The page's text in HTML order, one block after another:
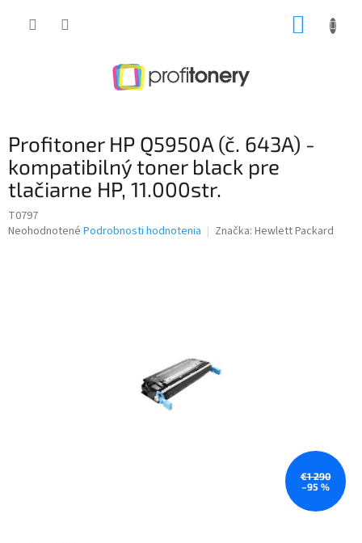
Profitoner HP Q5950A (č. 643A) -
kompatibilný toner black pre
tlačiarne HP, 11.000str.
T0797
Priemerné
Neohodnotené Podrobnosti hodnotenia Značka: Hewlett Packard
€1 290
–95 %